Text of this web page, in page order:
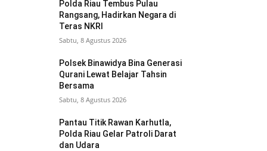
Polda Riau Tembus Pulau
Rangsang, Hadirkan Negara di
Teras NKRI
Sabtu, 8 Agustus 2026
Polsek Binawidya Bina Generasi
Qurani Lewat Belajar Tahsin
Bersama
Sabtu, 8 Agustus 2026
Pantau Titik Rawan Karhutla,
Polda Riau Gelar Patroli Darat
dan Udara